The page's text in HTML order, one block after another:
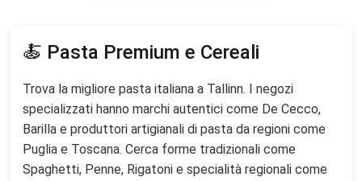
🍝 Pasta Premium e Cereali
Trova la migliore pasta italiana a Tallinn. I negozi
specializzati hanno marchi autentici come De Cecco,
Barilla e produttori artigianali di pasta da regioni come
Puglia e Toscana. Cerca forme tradizionali come
Spaghetti, Penne, Rigatoni e specialità regionali come